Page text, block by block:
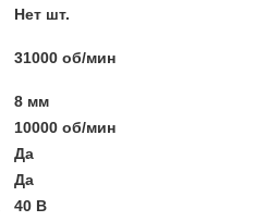
Нет шт.
31000 об/мин
8 мм
10000 об/мин
Да
Да
40 В